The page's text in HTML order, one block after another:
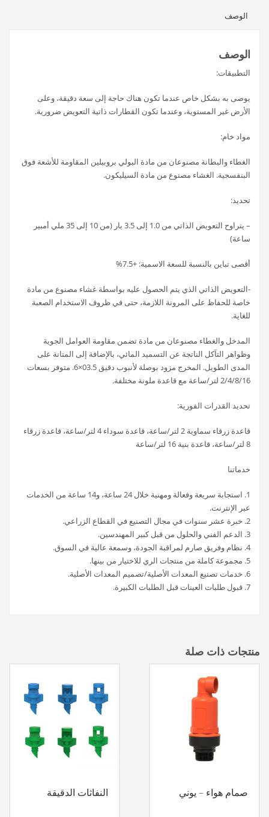
الوصف
الوصف
التطبيقات:
يوصى به بشكل خاص عندما تكون هناك حاجة إلى سعة دقيقة، وعلى
الأرض غير المستوية، وعندما تكون القطارات ذاتية التعويض ضرورية.
مواد خام:
الغطاء والبطانة مصنوعان من مادة البولي بروبيلين المقاومة للأشعة فوق
البنفسجية. الغشاء مصنوع من مادة السيليكون.
تحديد:
– يتراوح التعويض الذاتي من 1.0 إلى 3.5 بار (من 10 إلى 35 ملي أمبير
ساعة)
أقصى تباين بالنسبة للسعة الاسمية: +7.5%
-التعويض الذاتي الذي يتم الحصول عليه بواسطة غشاء مصنوع من مادة
خاصة للحفاظ على المرونة اللازمة، حتى في ظروف الاستخدام الصعبة
للغاية.
المدخل والغطاء مصنوعان من مادة تضمن مقاومة العوامل الجوية
وظواهر التآكل الناتجة عن التسميد المائي، بالإضافة إلى المتانة على
المدى الطويل. المخرج مزود بوصلة لأنبوب دقيق 03.5×6. متوفر بسعات
2/4/8/16 لتر/ساعة مع قاعدة ملونة مختلفة.
تحديد القدرات الفورية:
قاعدة زرقاء سماوية 2 لتر/ساعة، قاعدة سوداء 4 لتر/ساعة، قاعدة زرقاء
8 لتر/ساعة، قاعدة بنية 16 لتر/ساعة
خدماتنا
1. استجابة سريعة وفعالة ومهنية خلال 24 ساعة، و14 ساعة من الخدمات
عبر الإنترنت.
2. خبرة عشر سنوات في مجال التصنيع في القطاع الزراعي.
3. الدعم الفني والحلول من قبل كبير المهندسين.
4. نظام وفريق صارم لمراقبة الجودة، وسمعة عالية في السوق.
5. مجموعة كاملة من منتجات الري للاختيار من بينها.
6. خدمات تصنيع المعدات الأصلية/تصميم المعدات الأصلية.
7. قبول طلبات العينات قبل الطلبات الكبيرة.
منتجات ذات صلة
صمام هواء – يوني النفاثات الدقيقة